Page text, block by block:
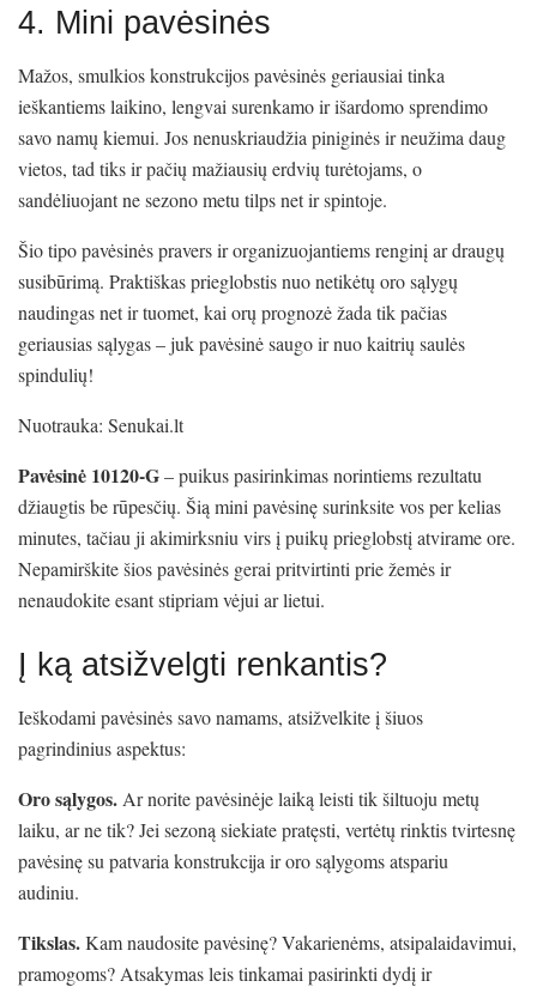
4. Mini pavėsinės
Mažos, smulkios konstrukcijos pavėsinės geriausiai tinka
ieškantiems laikino, lengvai surenkamo ir išardomo sprendimo
savo namų kiemui. Jos nenuskriaudžia piniginės ir neužima daug
vietos, tad tiks ir pačių mažiausių erdvių turėtojams, o
sandėliuojant ne sezono metu tilps net ir spintoje.
Šio tipo pavėsinės pravers ir organizuojantiems renginį ar draugų
susibūrimą. Praktiškas prieglobstis nuo netikėtų oro sąlygų
naudingas net ir tuomet, kai orų prognozė žada tik pačias
geriausias sąlygas – juk pavėsinė saugo ir nuo kaitrių saulės
spindulių!
Nuotrauka: Senukai.lt
Pavėsinė 10120-G– puikus pasirinkimas norintiems rezultatu
džiaugtis be rūpesčių. Šią mini pavėsinę surinksite vos per kelias
minutes, tačiau ji akimirksniu virs į puikų prieglobstį atvirame ore.
Nepamirškite šios pavėsinės gerai pritvirtinti prie žemės ir
nenaudokite esant stipriam vėjui ar lietui.
Į ką atsižvelgti renkantis?
Ieškodami pavėsinės savo namams, atsižvelkite į šiuos
pagrindinius aspektus:
Oro sąlygos.Ar norite pavėsinėje laiką leisti tik šiltuoju metų
laiku, ar ne tik? Jei sezoną siekiate pratęsti, vertėtų rinktis tvirtesnę
pavėsinę su patvaria konstrukcija ir oro sąlygoms atspariu
audiniu.
Tikslas.Kam naudosite pavėsinę? Vakarienėms, atsipalaidavimui,
pramogoms? Atsakymas leis tinkamai pasirinkti dydį ir